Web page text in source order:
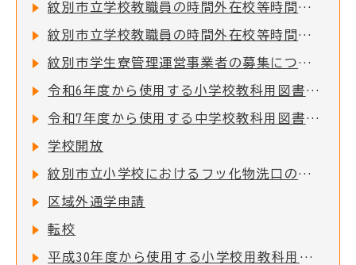
紋別市立学校教職員の時間外在校等時間の公表について
紋別市立学校教職員の時間外在校等時間の公表について
紋別市学生寮管理運営事業者の募集について
令和6年度から使用する小学校教科用図書の採択結果について
令和7年度から使用する中学校教科用図書の採択結果について
学校開放
紋別市立小学校におけるフッ化物洗口の実施について
区域外通学申請
転校
平成30年度から使用する小学校用教科用図書の採択結果について